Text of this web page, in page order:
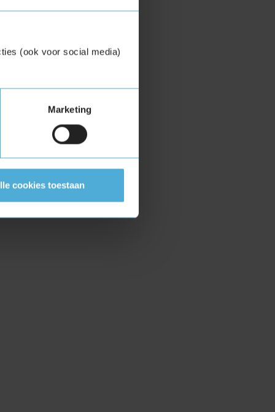
(ook voor social media)
Marketing
cookies toestaan